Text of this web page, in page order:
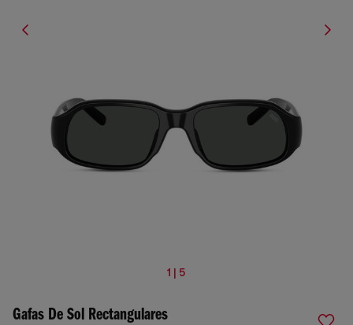
1 | 5
Gafas De Sol Rectangulares